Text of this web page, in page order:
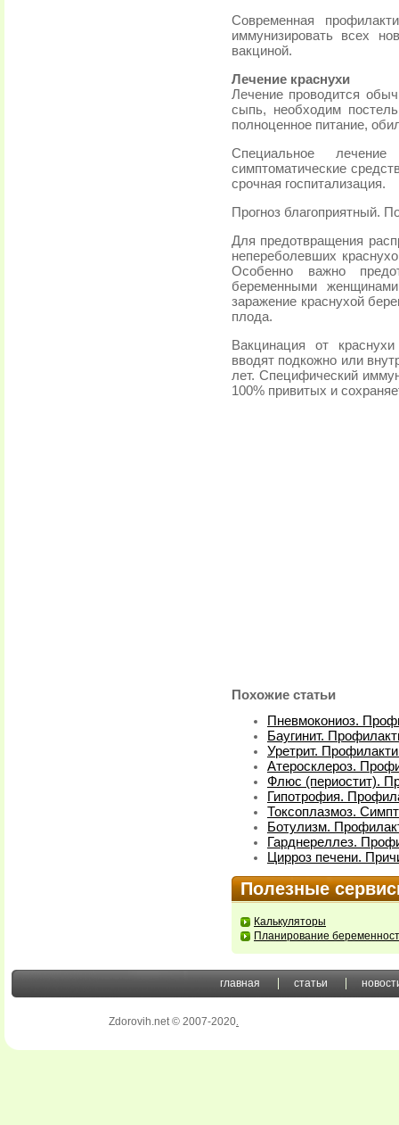
Современная
иммунизировать всех
вакциной.
Лечение краснухи
Лечение проводится
сыпь, необходим
полноценное питание,
Специальное
симптоматические
срочная госпитализация.
Прогноз благоприятный.
Для предотвращения
непереболевших
Особенно важно
беременными
заражение краснухой
плода.
Вакцинация от
вводят подкожно или
лет. Специфический
100% привитых и
Похожие статьи
Пневмокониоз.
Баугинит.
Уретрит.
Атеросклероз.
Флюс (периостит).
Гипотрофия.
Токсоплазмоз.
Ботулизм.
Гарднереллез.
Цирроз печени.
Полезные
Калькуляторы
Планирование
главная статьи
Zdorovih.net © 2007-2020